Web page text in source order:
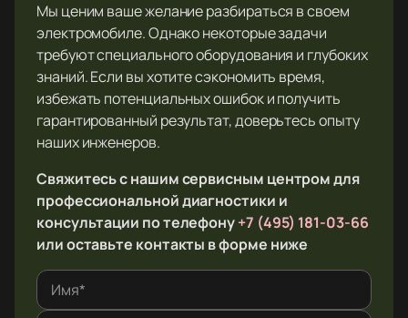
Мы ценим ваше желание разбираться в своем
электромобиле. Однако некоторые задачи
требуют специального оборудования и глубоких
знаний. Если вы хотите сэкономить время,
избежать потенциальных ошибок и получить
гарантированный результат, доверьтесь опыту
наших инженеров.
Свяжитесь с нашим сервисным центром для
профессиональной диагностики и
консультации по телефону+7 (495) 181-03-66
или оставьте контакты в форме ниже
Имя*